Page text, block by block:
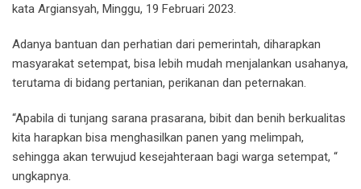
kata Argiansyah, Minggu, 19 Februari 2023.
Adanya bantuan dan perhatian dari pemerintah, diharapkan
masyarakat setempat, bisa lebih mudah menjalankan usahanya,
terutama di bidang pertanian, perikanan dan peternakan.
“Apabila di tunjang sarana prasarana, bibit dan benih berkualitas
kita harapkan bisa menghasilkan panen yang melimpah,
sehingga akan terwujud kesejahteraan bagi warga setempat, “
ungkapnya.